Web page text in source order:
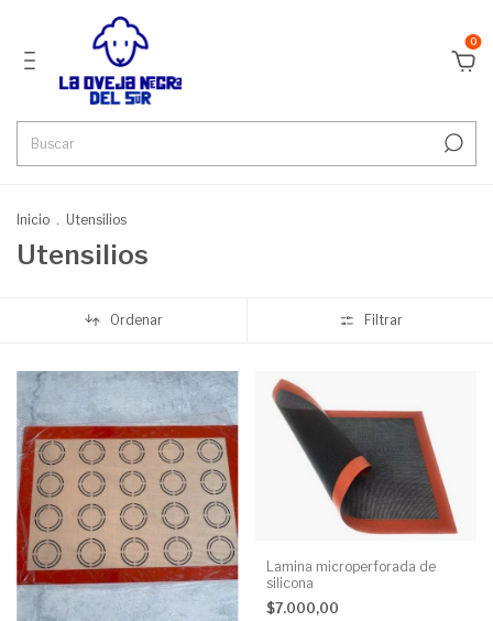
0
Inicio . Utensilios
Utensilios
Ordenar Filtrar
Lamina microperforada de
silicona
$7.000,00